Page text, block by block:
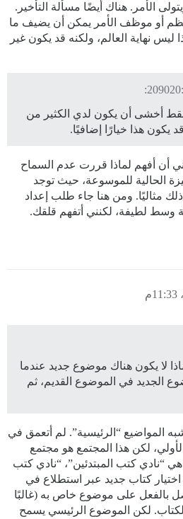
الأمر. هناك أيضًا مسألة التأخير.
أو موظف الأمر يمكن أن يضيف ما
ليس نهاية العالم، ولكنه قد يكون غير
أخشى أن يكون لدي الكثير من
أن أفهم لماذا قررت عدم السماح
الحالية للموسوعة، حيث توجد
ذلك مثاليًا. ومن هنا جاء طلب إعداد
وسط لطيفة، لكنني أتفهم قلقك.
لا يكون هناك موضوع جديد عندما
الجديد في الموضوع القديم، ثم
المواضيع “الرئيسية”. لم أتعمق في
لكن هذا المجتمع هو مجتمع
“نادي كتب المبتدئين”، “نادي كتب
اختيار كتاب جديد عبر استطلاع في
بالفعل على موضوع خاص به (غالبًا
لكن الموضوع الرئيسي يسمح